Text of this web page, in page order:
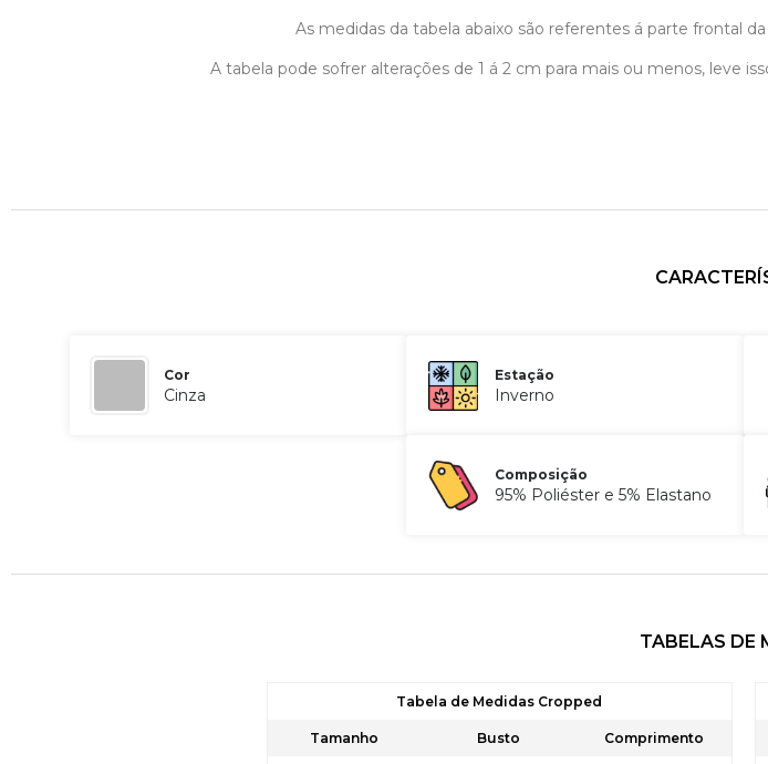
As medidas da tabela abaixo são referentes á parte frontal
A tabela pode sofrer alterações de 1 á 2 cm para mais ou menos, leve
Cor
Cinza
Estação
Inverno
Composição
95% Poliéster e 5% Elastano
TABELAS DE
Tabela de Medidas Cropped
Tamanho Busto Comprimento